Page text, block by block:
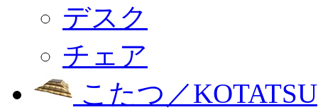
デスク
チェア
こたつ／KOTATSU